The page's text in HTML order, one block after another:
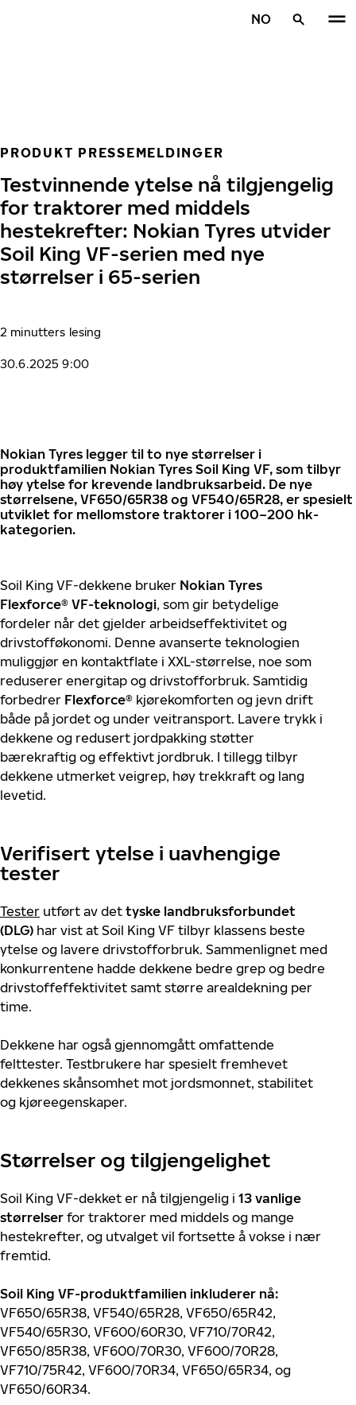
NO
PRODUKT PRESSEMELDINGER
Testvinnende ytelse nå tilgjengelig
for traktorer med middels
hestekrefter: Nokian Tyres utvider
Soil King VF-serien med nye
størrelser i 65-serien
2 minutters lesing
30.6.2025 9:00
Nokian Tyres legger til to nye størrelser i
produktfamilien Nokian Tyres Soil King VF, som tilbyr
høy ytelse for krevende landbruksarbeid. De nye
størrelsene, VF650/65R38 og VF540/65R28, er spesielt
utviklet for mellomstore traktorer i 100–200 hk-
kategorien.
Soil King VF-dekkene bruker Nokian Tyres
Flexforce® VF-teknologi, som gir betydelige
fordeler når det gjelder arbeidseffektivitet og
drivstofføkonomi. Denne avanserte teknologien
muliggjør en kontaktflate i XXL-størrelse, noe som
reduserer energitap og drivstofforbruk. Samtidig
forbedrer Flexforce® kjørekomforten og jevn drift
både på jordet og under veitransport. Lavere trykk i
dekkene og redusert jordpakking støtter
bærekraftig og effektivt jordbruk. I tillegg tilbyr
dekkene utmerket veigrep, høy trekkraft og lang
levetid.
Verifisert ytelse i uavhengige
tester
Tester utført av det tyske landbruksforbundet
(DLG) har vist at Soil King VF tilbyr klassens beste
ytelse og lavere drivstofforbruk. Sammenlignet med
konkurrentene hadde dekkene bedre grep og bedre
drivstoffeffektivitet samt større arealdekning per
time.
Dekkene har også gjennomgått omfattende
felttester. Testbrukere har spesielt fremhevet
dekkenes skånsomhet mot jordsmonnet, stabilitet
og kjøreegenskaper.
Størrelser og tilgjengelighet
Soil King VF-dekket er nå tilgjengelig i 13 vanlige
størrelser for traktorer med middels og mange
hestekrefter, og utvalget vil fortsette å vokse i nær
fremtid.
Soil King VF-produktfamilien inkluderer nå:
VF650/65R38, VF540/65R28, VF650/65R42,
VF540/65R30, VF600/60R30, VF710/70R42,
VF650/85R38, VF600/70R30, VF600/70R28,
VF710/75R42, VF600/70R34, VF650/65R34, og
VF650/60R34.